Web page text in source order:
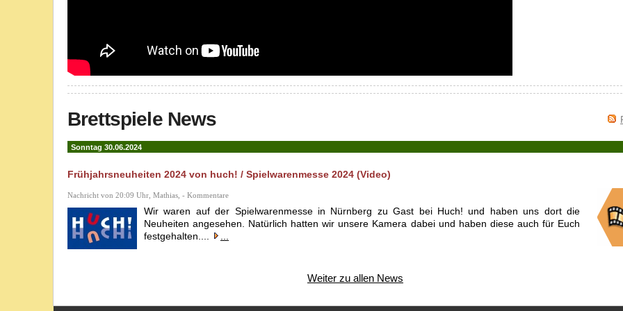
Brettspiele News
Sonntag 30.06.2024
Frühjahrsneuheiten 2024 von huch! / Spielwarenmesse 2024 (Video)
Nachricht von 20:09 Uhr, Mathias, - Kommentare
Wir waren auf der Spielwarenmesse in Nürnberg zu Gast bei Huch! und haben uns dort die
Neuheiten angesehen. Natürlich hatten wir unsere Kamera dabei und haben diese auch für Euch
festgehalten....
Weiter zu allen News